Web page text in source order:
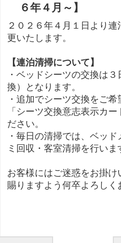
６年４月～】
２０２６年４月１日より
更いたします。
【連泊清掃について】
・ベッドシーツの交換は
換）となります。
・追加でシーツ交換をご
「シーツ交換意志表示カ
ださい。
・毎日の清掃では、ベッ
ミ回収・客室清掃を行いま
お客様にはご迷惑をお掛
賜りますよう何卒よろしく